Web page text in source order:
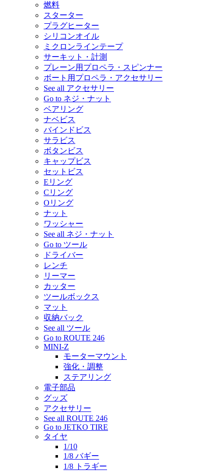
燃料
スターター
プラグヒーター
シリコンオイル
ミクロンラインテープ
サーキット・計測
プレーン用プロペラ・スピンナー
ボート用プロペラ・アクセサリー
See all アクセサリー
Go to ネジ・ナット
ベアリング
ナベビス
バインドビス
サラビス
ボタンビス
キャップビス
セットビス
Eリング
Cリング
Oリング
ナット
ワッシャー
See all ネジ・ナット
Go to ツール
ドライバー
レンチ
リーマー
カッター
ツールボックス
マット
収納バック
See all ツール
Go to ROUTE 246
MINI-Z
モーターマウント
強化・調整
ステアリング
電子部品
グッズ
アクセサリー
See all ROUTE 246
Go to JETKO TIRE
タイヤ
1/10
1/8 バギー
1/8 トラギー